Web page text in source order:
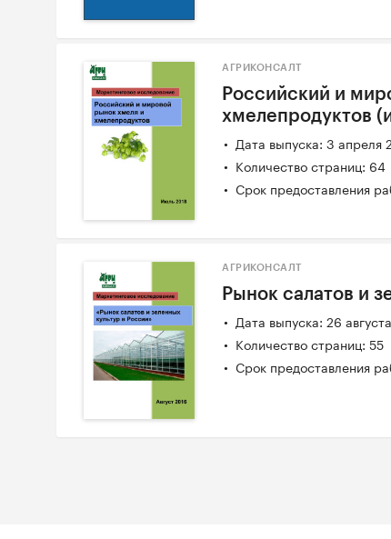
АГРИКОНСАЛТ
Российский и
хмелепродуктов
Дата выпуска: 3 апреля
Количество страниц: 64
Срок предоставления
АГРИКОНСАЛТ
Рынок салатов и
Дата выпуска: 26
Количество страниц: 55
Срок предоставления